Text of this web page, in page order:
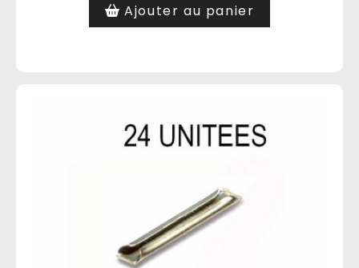
Ajouter au panier